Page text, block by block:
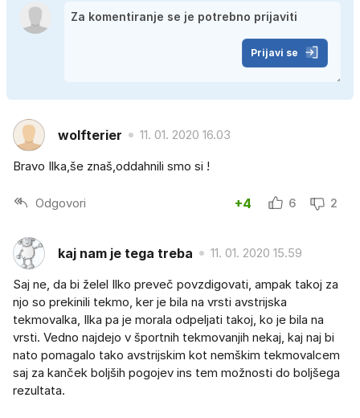
Prijavi se
wolfterier 11. 01. 2020 16.03
Bravo Ilka,še znaš,oddahnili smo si !
Odgovori +4 6 2
kaj nam je tega treba 11. 01. 2020 15.59
Saj ne, da bi želel Ilko preveč povzdigovati, ampak takoj za
njo so prekinili tekmo, ker je bila na vrsti avstrijska
tekmovalka, Ilka pa je morala odpeljati takoj, ko je bila na
vrsti. Vedno najdejo v športnih tekmovanjih nekaj, kaj naj bi
nato pomagalo tako avstrijskim kot nemškim tekmovalcem
saj za kanček boljših pogojev ins tem možnosti do boljšega
rezultata.